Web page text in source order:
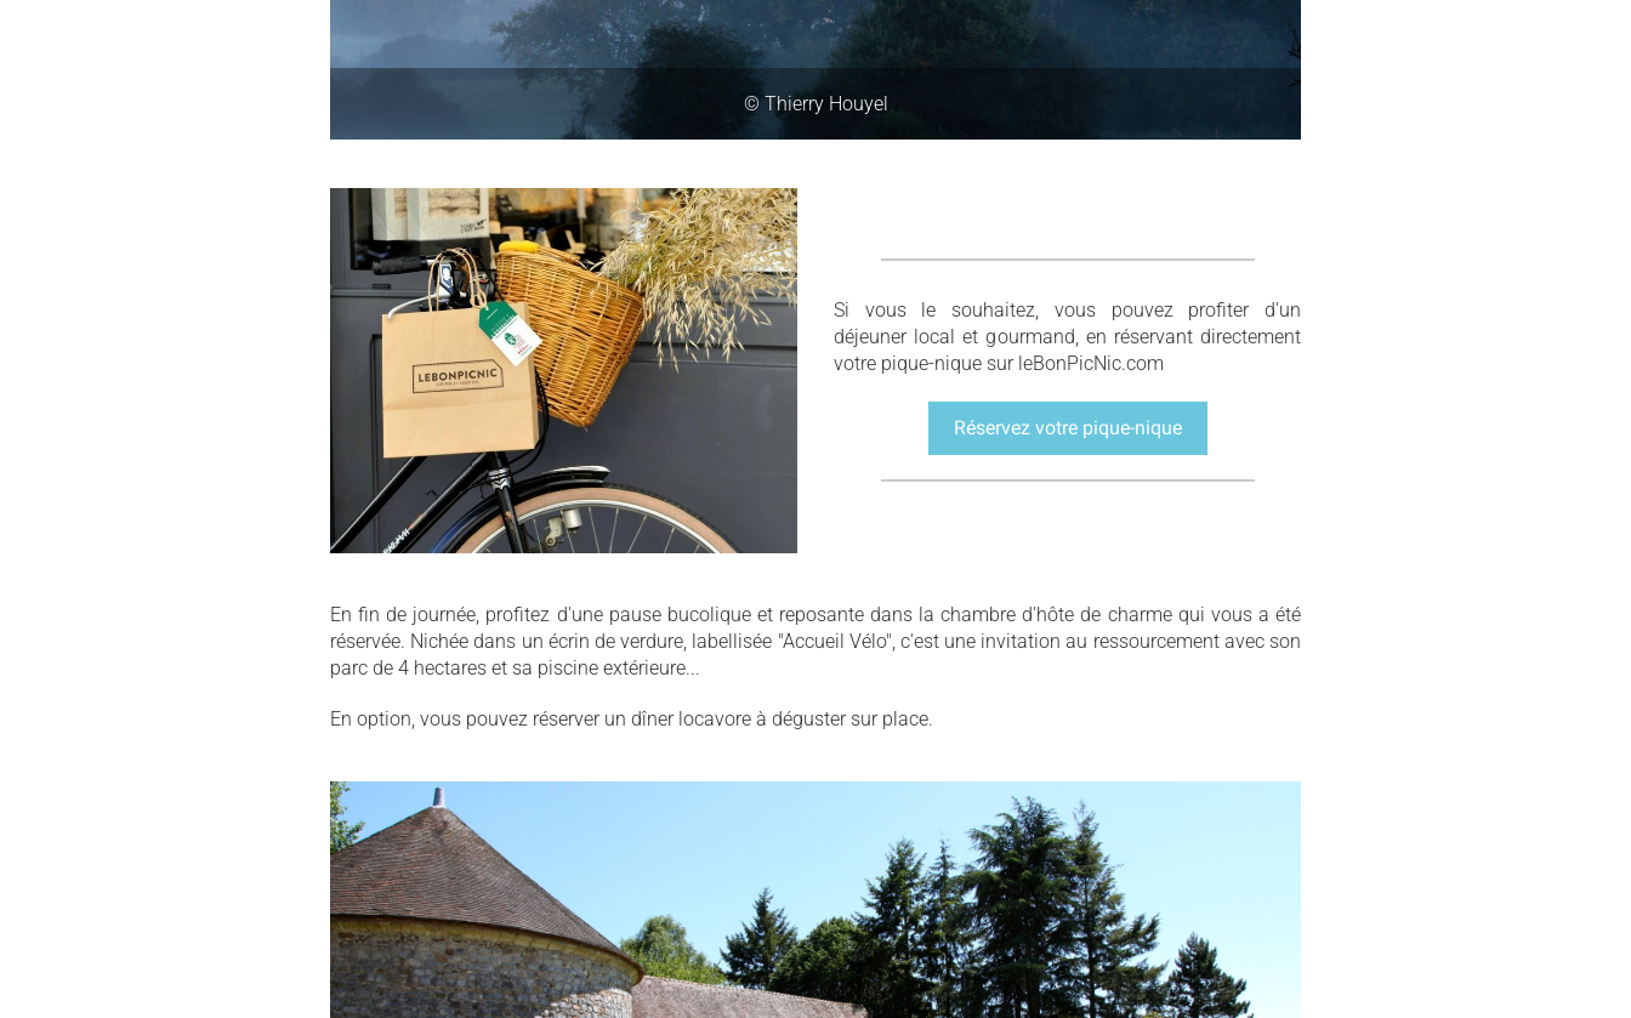
© Un monde à vélo
Si vous le souhaitez, vous pouvez profiter d'un
déjeuner local et gourmand, en réservant directement
votre pique-nique sur leBonPicNic.com
Réservez votre pique-nique
En fin de journée, profitez d'une pause bucolique et reposante dans la chambre d'hôte de charme qui vous a été
réservée. Nichée dans un écrin de verdure, labellisée "Accueil Vélo", c'est une invitation au ressourcement avec son
parc de 4 hectares et sa piscine extérieure...
En option, vous pouvez réserver un dîner locavore à déguster sur place.